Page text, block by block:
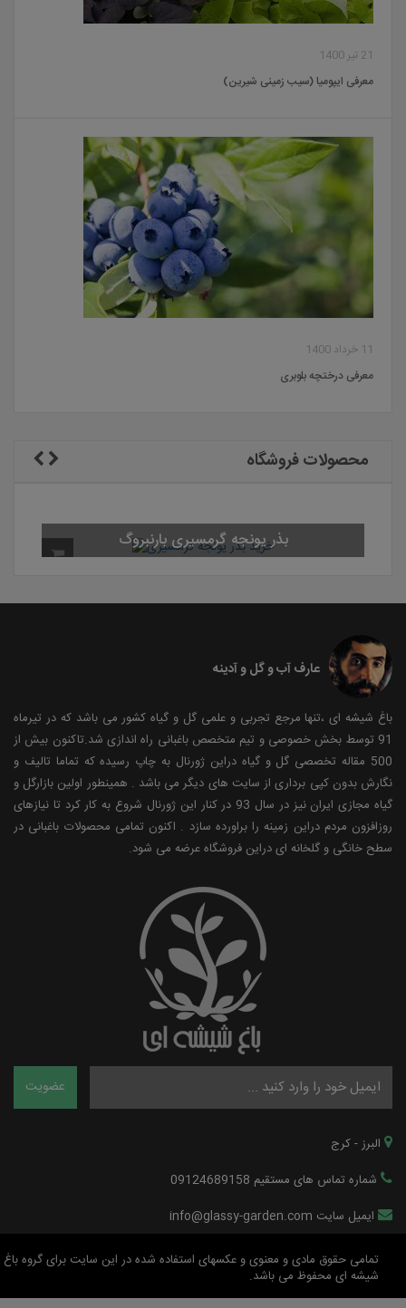
21 تیر 1400
معرفی ایپومیا (سیب زمینی شیرین)
11 خرداد 1400
معرفی درختچه بلوبری
محصولات فروشگاه
عارف آب و گل و آدینه
باغ شیشه ای ،تنها مرجع تجربی و علمی گل و گیاه کشور می باشد که در تیرماه
91 توسط بخش خصوصی و تیم متخصص باغبانی راه اندازی شد.تاکنون بیش از
500 مقاله تخصصی گل و گیاه دراین ژورنال به چاپ رسیده که تماما تالیف و
نگارش بدون کپی برداری از سایت های دیگر می باشد . همینطور اولین بازارگل و
گیاه مجازی ایران نیز در سال 93 در کنار این ژورنال شروع به کار کرد تا نیازهای
روزافزون مردم دراین زمینه را براورده سازد . اکنون تمامی محصولات باغبانی در
سطح خانگی و گلخانه ای دراین فروشگاه عرضه می شود.
البرز - کرج
شماره تماس های مستقیم 09124689158
ایمیل سایت info@glassy-garden.com
تمامی حقوق مادی و معنوی و عکسهای استفاده شده در این سایت برای گروه باغ
شیشه ای محفوظ می باشد.